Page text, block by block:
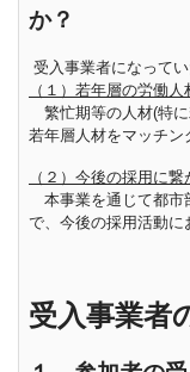
か？
受入事業者になって
（１）若年層の労働人
繁忙期等の人材(特
若年層人材をマッチン
（２）今後の採用に
本事業を通じて都市
で、今後の採用活動に
受入事業者